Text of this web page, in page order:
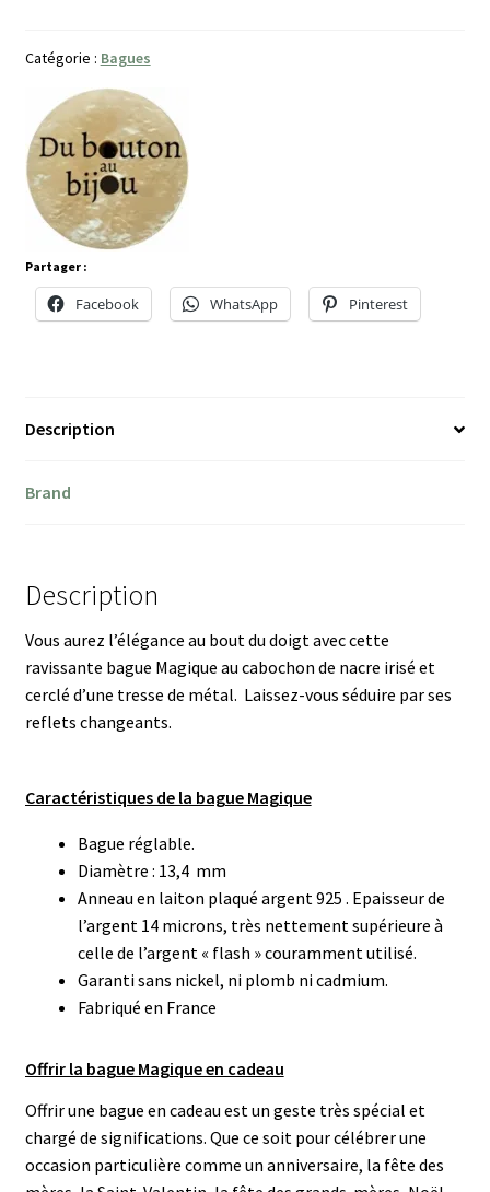
Catégorie : Bagues
Partager :
Facebook WhatsApp Pinterest
Description
Brand
Description
Vous aurez l’élégance au bout du doigt avec cette
ravissante bague Magique au cabochon de nacre irisé et
cerclé d’une tresse de métal. Laissez-vous séduire par ses
reflets changeants.
Caractéristiques de la bague Magique
Bague réglable.
Diamètre : 13,4 mm
Anneau en laiton plaqué argent 925 . Epaisseur de
l’argent 14 microns, très nettement supérieure à
celle de l’argent « flash » couramment utilisé.
Garanti sans nickel, ni plomb ni cadmium.
Fabriqué en France
Offrir la bague Magique en cadeau
Offrir une bague en cadeau est un geste très spécial et
chargé de significations. Que ce soit pour célébrer une
occasion particulière comme un anniversaire, la fête des